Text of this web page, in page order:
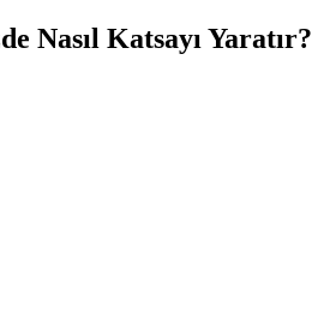
Nasıl Katsayı Yaratır?